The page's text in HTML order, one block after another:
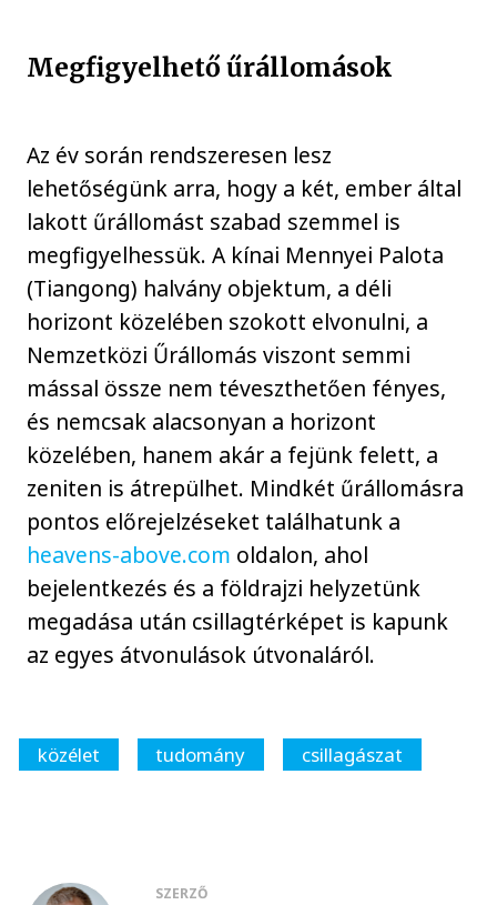
Megfigyelhető űrállomások
Az év során rendszeresen lesz
lehetőségünk arra, hogy a két, ember által
lakott űrállomást szabad szemmel is
megfigyelhessük. A kínai Mennyei Palota
(Tiangong) halvány objektum, a déli
horizont közelében szokott elvonulni, a
Nemzetközi Űrállomás viszont semmi
mással össze nem téveszthetően fényes,
és nemcsak alacsonyan a horizont
közelében, hanem akár a fejünk felett, a
zeniten is átrepülhet. Mindkét űrállomásra
pontos előrejelzéseket találhatunk a
heavens-above.com oldalon, ahol
bejelentkezés és a földrajzi helyzetünk
megadása után csillagtérképet is kapunk
az egyes átvonulások útvonaláról.
közélet tudomány csillagászat
SZERZŐ